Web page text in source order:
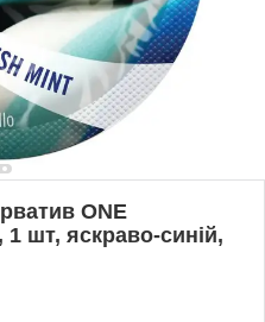
ONE
шт, яскраво-синій,